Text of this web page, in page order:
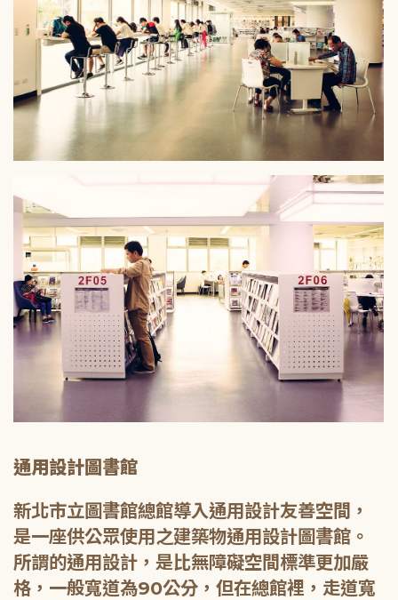
通用設計圖書館
新北市立圖書館總館導入通用設計友善空間，
是一座供公眾使用之建築物通用設計圖書館。
所謂的通用設計，是比無障礙空間標準更加嚴
格，一般寬道為90公分，但在總館裡，走道寬